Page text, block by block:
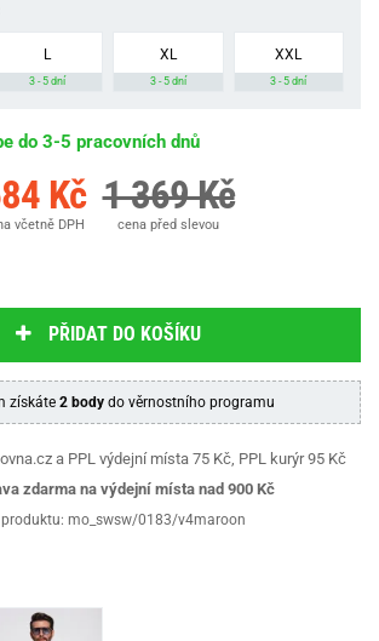
L
3 - 5 dní
XL
3 - 5 dní
XXL
3 - 5 dní
do 3-5 pracovních dnů
Kč
včetně DPH
1 369 Kč
cena před slevou
PŘIDAT DO KOŠÍKU
získáte 2 bodydo věrnostního programu
a PPL výdejní místa 75 Kč, PPL kurýr 95 Kč
zdarma na výdejní místa nad 900 Kč
mo_swsw/0183/v4maroon